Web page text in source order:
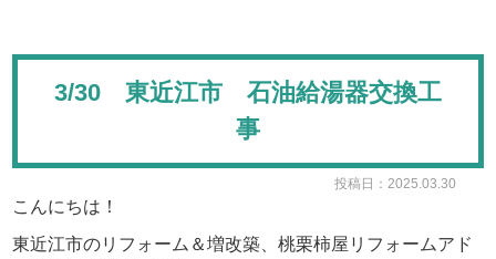
3/30 東近江市 石油給湯器交換工
事
投稿日：2025.03.30
こんにちは！
東近江市のリフォーム＆増改築、桃栗柿屋リフォームアド